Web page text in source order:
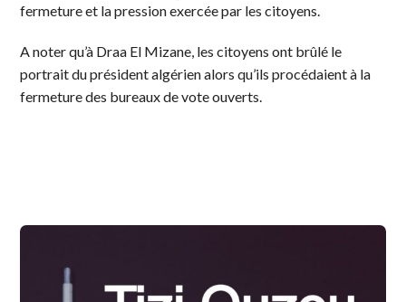
fermeture et la pression exercée par les citoyens.
A noter qu’à Draa El Mizane, les citoyens ont brûlé le
portrait du président algérien alors qu’ils procédaient à la
fermeture des bureaux de vote ouverts.